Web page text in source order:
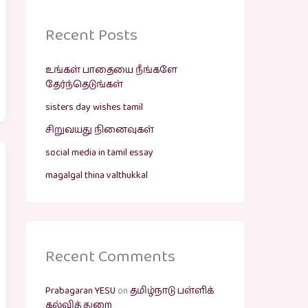
Recent Posts
உங்கள் பாதையை நீங்களே
தேர்ந்தெடுங்கள்
sisters day wishes tamil
சிறுவயது நினைவுகள்
social media in tamil essay
magalgal thina valthukkal
Recent Comments
Prabagaran YESU onதமிழ்நாடு பள்ளிக்